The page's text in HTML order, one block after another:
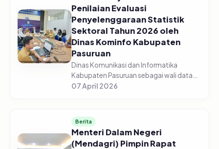
Penilaian Evaluasi
Penyelenggaraan Statistik
Sektoral Tahun 2026 oleh
Dinas Kominfo Kabupaten
Pasuruan
Dinas Komunikasi dan Informatika
Kabupaten Pasuruan sebagai wali data
mengadakan Diskusi Bersama Tentang
07 April 2026
Berita
Menteri Dalam Negeri
(Mendagri) Pimpin Rapat